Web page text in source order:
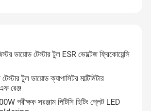
ডায়োড টেস্টার টুল ESR ভোল্টেজ ফ্রিকোয়েন্সি
টুল ডায়োড ক্যাপাসিটর মাল্টিমিটার
রেঞ্জ
পরীক্ষক সরঞ্জাম পিটিসি হিটিং প্লেট LED